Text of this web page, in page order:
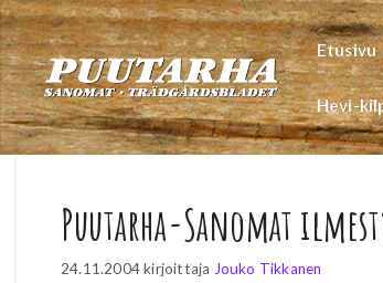
Siirry
sisältöön
Etusivu
Hevi-
Puutarha-Sanomat
24.11.2004 kirjoittaja Jouko Tikkanen